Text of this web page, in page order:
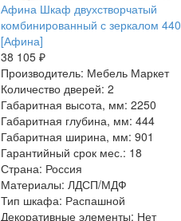
Афина Шкаф двухстворчатый
комбинированный с зеркалом 440
[Афина]
38 105 ₽
Производитель: Мебель Маркет
Количество дверей: 2
Габаритная высота, мм: 2250
Габаритная глубина, мм: 444
Габаритная ширина, мм: 901
Гарантийный срок мес.: 18
Страна: Россия
Материалы: ЛДСП/МДФ
Тип шкафа: Распашной
Декоративные элементы: Нет